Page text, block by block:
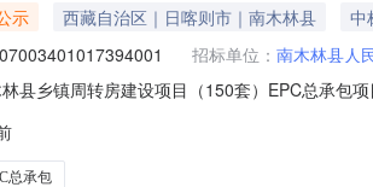
示 西藏自治区｜日喀则市｜南木林县
中
招标单位： 南木林县人
县乡镇周转房建设项目（150套）EPC总承包
EPC总承包的中标候选人，现公示如下一、评标
总承包